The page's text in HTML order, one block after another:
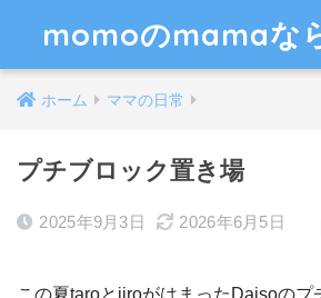
momoのmamaな
ホーム ママの日常
プチブロック置き場
2025年9月3日 2026年6月5日
この夏taroとjiroがはまったDaisoのプ